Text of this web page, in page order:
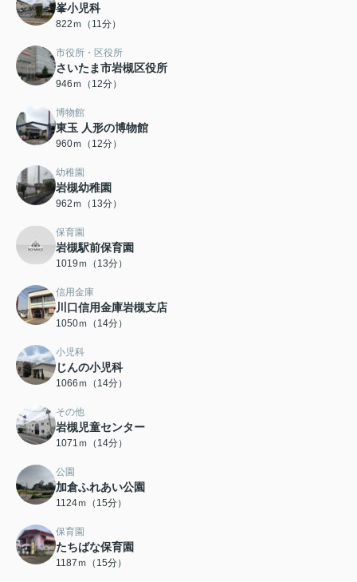
峯小児科
822ｍ（11分）
市役所・区役所
さいたま市岩槻区役所
946ｍ（12分）
博物館
東玉 人形の博物館
960ｍ（12分）
幼稚園
岩槻幼稚園
962ｍ（13分）
保育園
岩槻駅前保育園
1019ｍ（13分）
信用金庫
川口信用金庫岩槻支店
1050ｍ（14分）
小児科
じんの小児科
1066ｍ（14分）
その他
岩槻児童センター
1071ｍ（14分）
公園
加倉ふれあい公園
1124ｍ（15分）
保育園
たちばな保育園
1187ｍ（15分）